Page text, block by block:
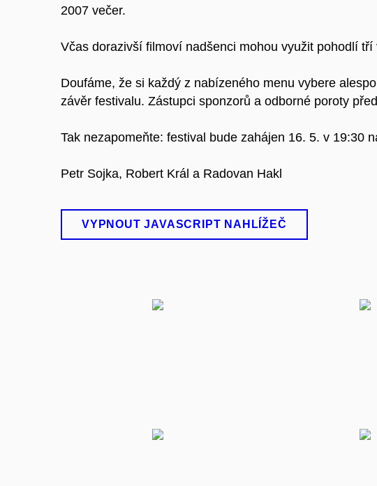
2007 večer.
Včas dorazivší filmoví nadšenci mohou využit pohodlí
Doufáme, že si každý z nabízeného menu vybere
závěr festivalu. Zástupci sponzorů a odborné poroty
Tak nezapomeňte: festival bude zahájen 16. 5. v 19:30
Petr Sojka, Robert Král a Radovan Hakl
VYPNOUT JAVASCRIPT NAHLÍŽEČ